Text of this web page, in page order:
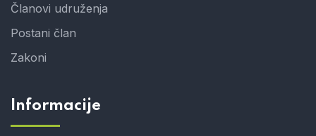
Članovi udruženja
Postani član
Zakoni
Informacije